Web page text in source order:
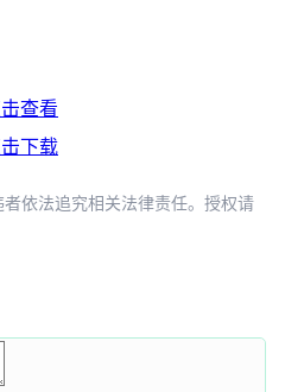
查看
下载
依法追究相关法律责任。授权请